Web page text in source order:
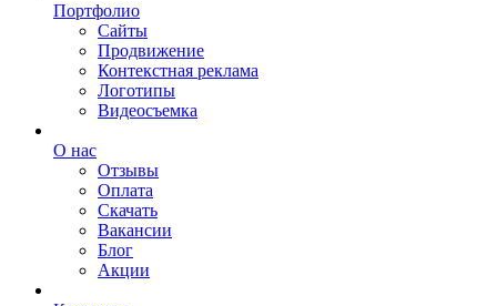
Портфолио
Сайты
Продвижение
Контекстная реклама
Логотипы
Видеосъемка
О нас
Отзывы
Оплата
Скачать
Вакансии
Блог
Акции